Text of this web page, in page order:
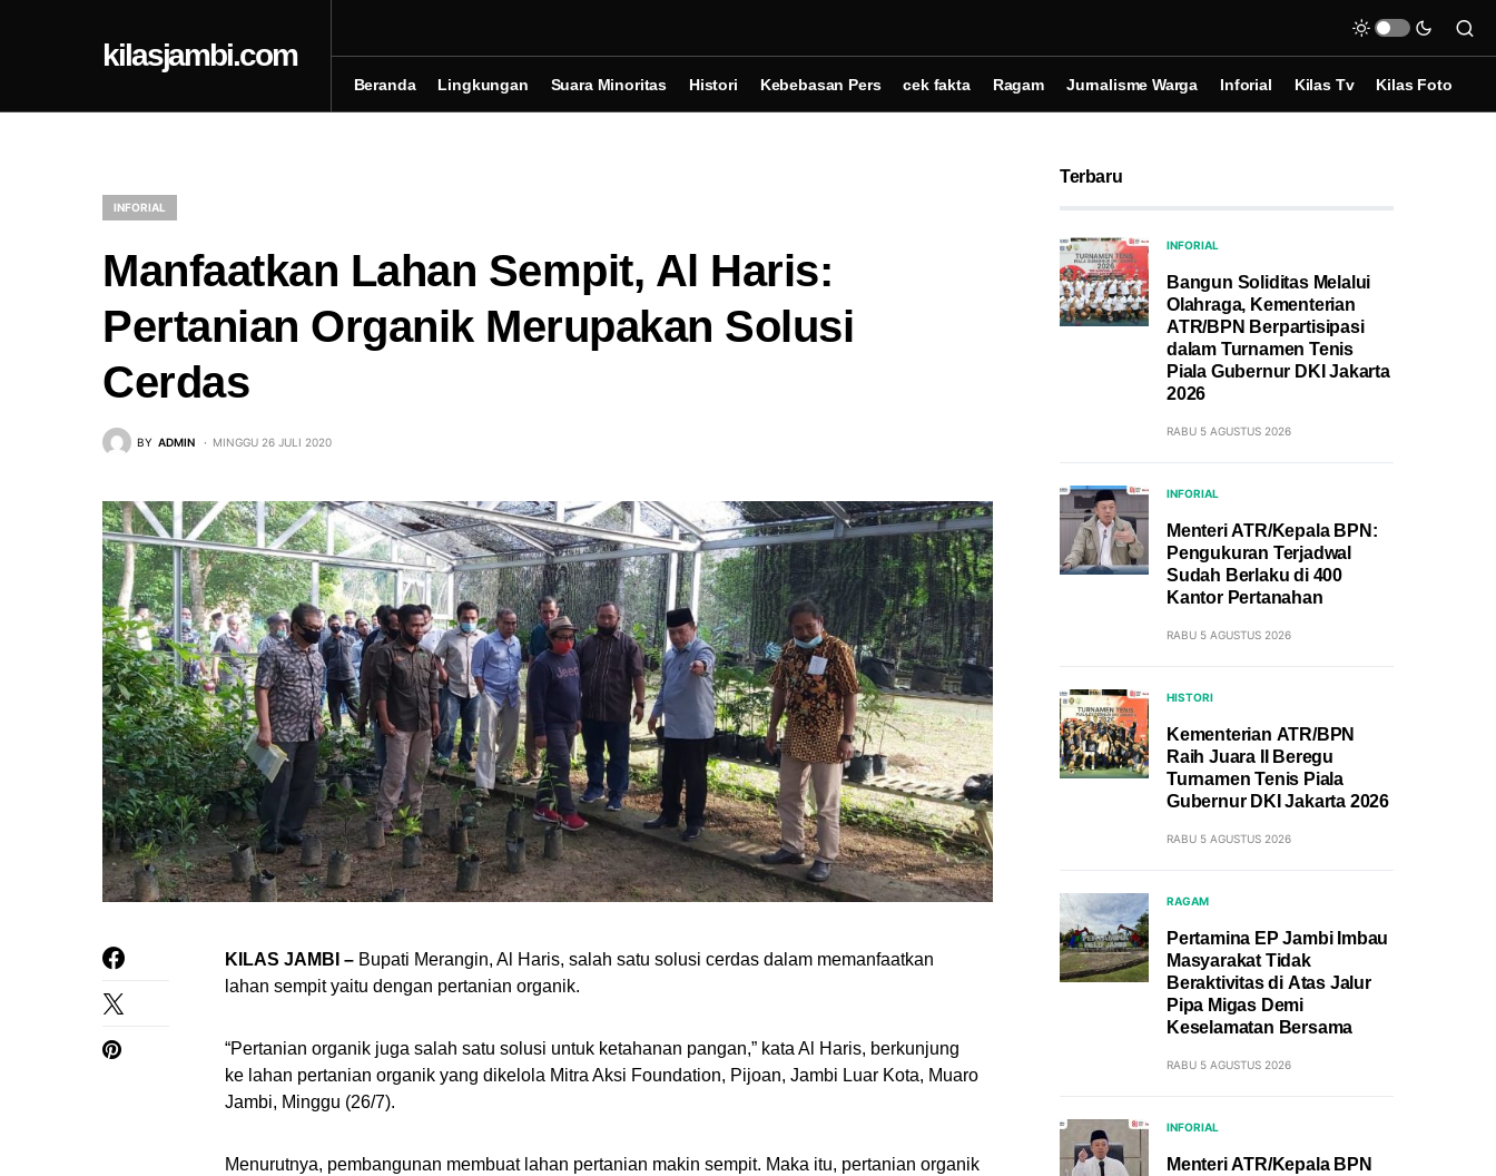
kilasjambi.com
Beranda Lingkungan Suara Minoritas Histori Kebebasan Pers cek fakta Ragam Jurnalisme Warga Inforial Kilas Tv Kilas Foto
INFORIAL
Manfaatkan Lahan Sempit, Al Haris:
Pertanian Organik Merupakan Solusi
Cerdas
BY ADMIN MINGGU 26 JULI 2020
KILAS JAMBI – Bupati Merangin, Al Haris, salah satu solusi cerdas dalam memanfaatkan
lahan sempit yaitu dengan pertanian organik.
“Pertanian organik juga salah satu solusi untuk ketahanan pangan,” kata Al Haris, berkunjung
ke lahan pertanian organik yang dikelola Mitra Aksi Foundation, Pijoan, Jambi Luar Kota, Muaro
Jambi, Minggu (26/7).
Menurutnya, pembangunan membuat lahan pertanian makin sempit. Maka itu, pertanian organik
Terbaru
INFORIAL
Bangun Soliditas Melalui
Olahraga, Kementerian
ATR/BPN Berpartisipasi
dalam Turnamen Tenis
Piala Gubernur DKI Jakarta
2026
RABU 5 AGUSTUS 2026
INFORIAL
Menteri ATR/Kepala BPN:
Pengukuran Terjadwal
Sudah Berlaku di 400
Kantor Pertanahan
RABU 5 AGUSTUS 2026
HISTORI
Kementerian ATR/BPN
Raih Juara II Beregu
Turnamen Tenis Piala
Gubernur DKI Jakarta 2026
RABU 5 AGUSTUS 2026
RAGAM
Pertamina EP Jambi Imbau
Masyarakat Tidak
Beraktivitas di Atas Jalur
Pipa Migas Demi
Keselamatan Bersama
RABU 5 AGUSTUS 2026
INFORIAL
Menteri ATR/Kepala BPN